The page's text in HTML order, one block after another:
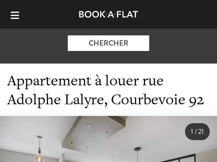
CHERCHER
Appartement à louer rue
Adolphe Lalyre, Courbevoie 92
1/21